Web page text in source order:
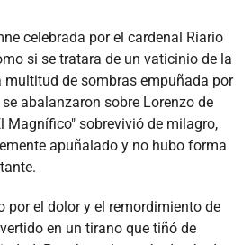
celebrada por el cardenal Riario
si se tratara de un vaticinio de la
multitud de sombras empuñada por
abalanzaron sobre Lorenzo de
Magnífico" sobrevivió de milagro,
apuñalado y no hubo forma
por el dolor y el remordimiento de
en un tirano que tiñó de